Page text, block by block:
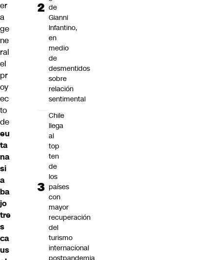
er
a
ge
ne
ral
el
pr
oy
ec
to
de
eu
ta
na
si
a
ba
jo
tre
s
ca
us
de
Gianni
Infantino,
en
medio
de
desmentidos
sobre
relación
sentimental
Chile
llega
al
top
ten
de
los
países
con
mayor
recuperación
del
turismo
internacional
postpandemia